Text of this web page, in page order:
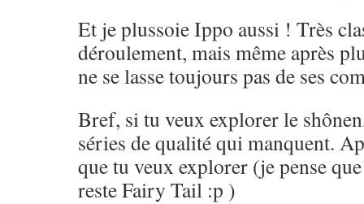
Et je plussoie Ippo aussi ! Très
déroulement, mais même après
ne se lasse toujours pas de ses
Bref, si tu veux explorer le
séries de qualité qui manquent.
que tu veux explorer (je pense
reste Fairy Tail :p )